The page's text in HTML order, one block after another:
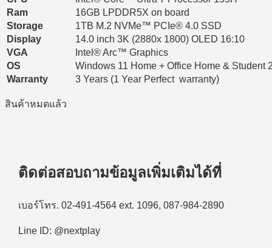
Ram
16GB LPDDR5X on board
Storage
1TB M.2 NVMe™ PCIe® 4.0 SSD
Display
14.0 inch 3K (2880x 1800) OLED 16:10
VGA
Intel® Arc™ Graphics
OS
Windows 11 Home + Office Home & Student
Warranty
3 Years (1 Year Perfect warranty)
สินค้าหมดแล้ว
ติดต่อสอบถามข้อมูลเพิ่มเติมได้ที่
เบอร์โทร. 02-491-4564 ext. 1096, 087-984-2890
Line ID: @nextplay